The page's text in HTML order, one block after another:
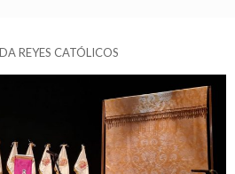
REYES CATÓLICOS